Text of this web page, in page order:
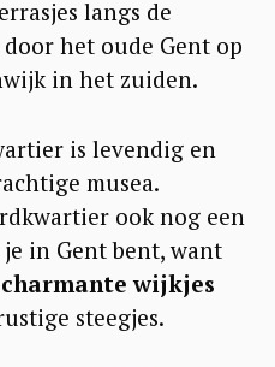
langs de
het oude Gent op
in het zuiden.
is levendig en
musea.
ook nog een
in Gent bent, want
wijkjes
steegjes.